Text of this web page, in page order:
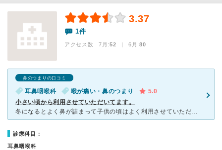
3.37
1件
アクセス数 7月:52 | 6月:80
鼻のつまりの口コミ
耳鼻咽喉科 喉が痛い・鼻のつまり
5.0
小さい頃から利用させていただいてます。
冬になるとよく鼻が詰まって子供の頃はよく利用させていただきました。 前はちょっと見た目が怖そうな古い病院だったんですが、今は名前も変えて新しく建て替えたので綺麗な病院です。 先日子供と一緒に風邪を
診療科目：
耳鼻咽喉科